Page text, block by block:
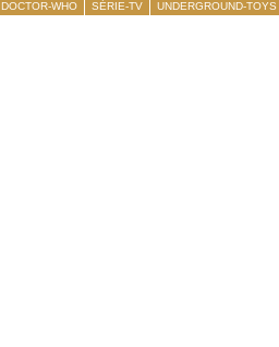
DOCTOR-WHO SÉRIE-TV UNDERGROUND-TOYS